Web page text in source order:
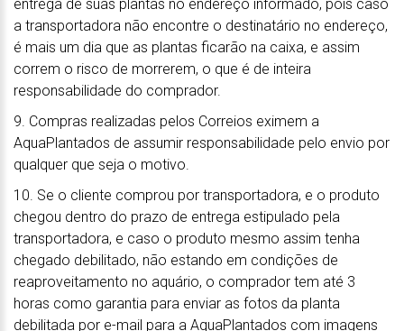
entrega de suas plantas no endereço informado, pois caso
a transportadora não encontre o destinatário no endereço,
é mais um dia que as plantas ficarão na caixa, e assim
correm o risco de morrerem, o que é de inteira
responsabilidade do comprador.
9. Compras realizadas pelos Correios eximem a
AquaPlantados de assumir responsabilidade pelo envio por
qualquer que seja o motivo.
10. Se o cliente comprou por transportadora, e o produto
chegou dentro do prazo de entrega estipulado pela
transportadora, e caso o produto mesmo assim tenha
chegado debilitado, não estando em condições de
reaproveitamento no aquário, o comprador tem até 3
horas como garantia para enviar as fotos da planta
debilitada por e-mail para a AquaPlantados com imagens